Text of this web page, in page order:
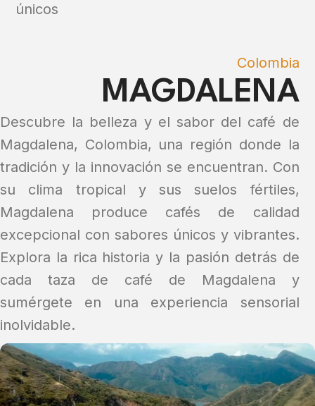
únicos
Colombia
MAGDALENA
Descubre la belleza y el sabor del café de
Magdalena, Colombia, una región donde la
tradición y la innovación se encuentran. Con
su clima tropical y sus suelos fértiles,
Magdalena produce cafés de calidad
excepcional con sabores únicos y vibrantes.
Explora la rica historia y la pasión detrás de
cada taza de café de Magdalena y
sumérgete en una experiencia sensorial
inolvidable.